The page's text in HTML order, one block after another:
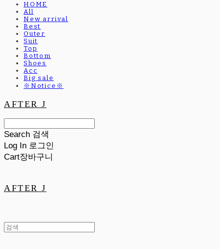
HOME
All
New arrival
Best
Outer
Suit
Top
Bottom
Shoes
Acc
Big sale
※Notice※
AFTER J
Search 검색
Log In 로그인
Cart장바구니
AFTER J